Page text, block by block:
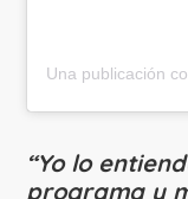
“Yo lo
programa y